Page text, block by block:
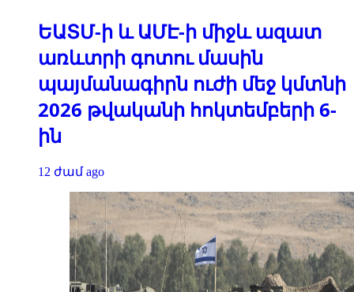
ԵԱՏՄ-ի և ԱՄԷ-ի միջև ազատ
առևտրի գոտու մասին
պայմանագիրն ուժի մեջ կմտնի
2026 թվականի հոկտեմբերի 6-
ին
12 ժամ ago